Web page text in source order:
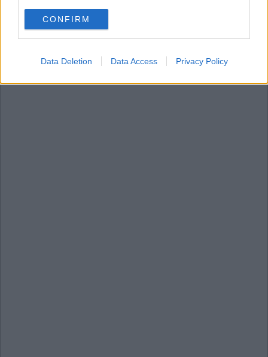
use your data for below specified purposes in below Google
consent section.
CONFIRM
Data Deletion Data Access Privacy Policy